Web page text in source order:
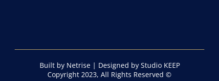
© Copyright 2023, All Rights Reserved
Built by Netrise| Designed by Studio KEEP